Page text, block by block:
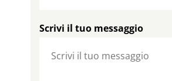
Scrivi il tuo messaggio